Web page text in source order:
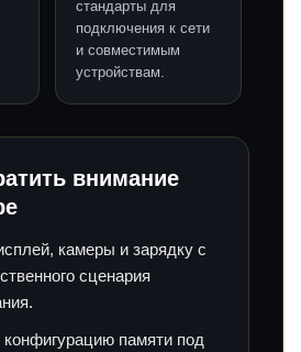
стандарты для
подключения к сети
и совместимым
устройствам.
внимание
камеры и зарядку с
сценария
памяти под